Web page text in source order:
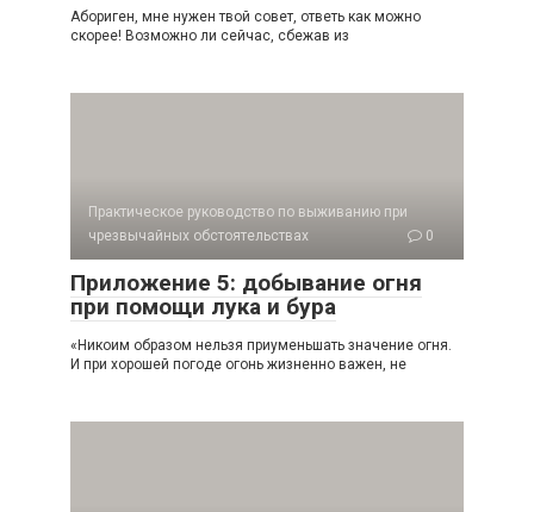
Абориген, мне нужен твой совет, ответь как можно
скорее! Возможно ли сейчас, сбежав из
Практическое руководство по выживанию при
чрезвычайных обстоятельствах
0
Приложение 5: добывание огня
при помощи лука и бура
«Никоим образом нельзя приуменьшать значение огня.
И при хорошей погоде огонь жизненно важен, не